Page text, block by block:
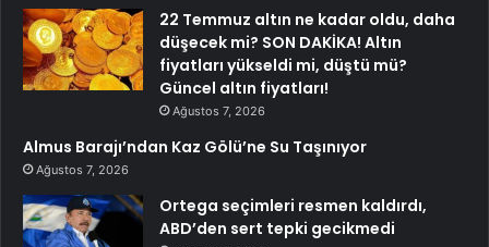
22 Temmuz altın ne kadar oldu, daha
düşecek mi? SON DAKİKA! Altın
fiyatları yükseldi mi, düştü mü?
Güncel altın fiyatları!
Ağustos 7, 2026
Almus Barajı’ndan Kaz Gölü’ne Su Taşınıyor
Ağustos 7, 2026
Ortega seçimleri resmen kaldırdı,
ABD’den sert tepki gecikmedi